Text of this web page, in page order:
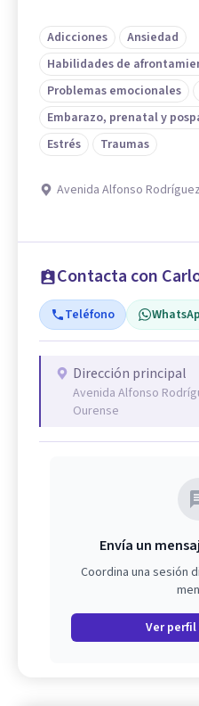
Adicciones
Ansiedad
Habilidades de
Problemas emocionales
Embarazo, prenatal y
Estrés
Traumas
Avenida Alfonso
Contacta con
Teléfono
Dirección principal
Avenida Alfonso
Ourense
Envía un
Coordina una sesión
Ver